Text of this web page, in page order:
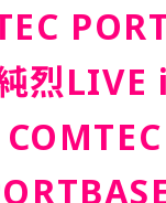
登録 ログ
純烈LIVE
COMTEC